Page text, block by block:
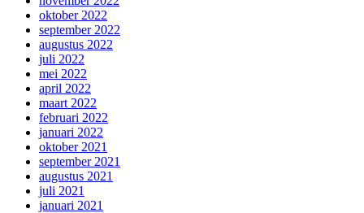
oktober 2022
september 2022
augustus 2022
juli 2022
mei 2022
april 2022
maart 2022
februari 2022
januari 2022
oktober 2021
september 2021
augustus 2021
juli 2021
januari 2021